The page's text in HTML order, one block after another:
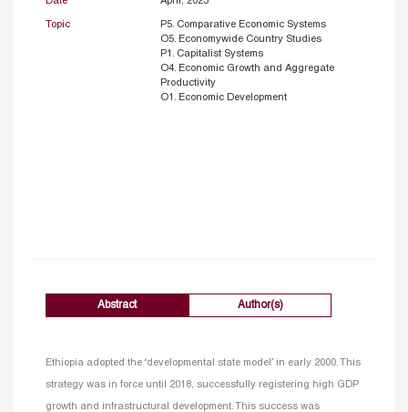
Topic
P5. Comparative Economic Systems
O5. Economywide Country Studies
P1. Capitalist Systems
O4. Economic Growth and Aggregate
Productivity
O1. Economic Development
Abstract Author(s)
Ethiopia adopted the ‘developmental state model’ in early 2000. This
strategy was in force until 2018, successfully registering high GDP
growth and infrastructural development. This success was